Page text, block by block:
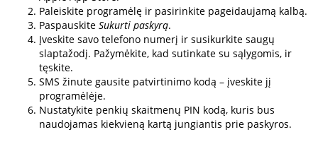
Paleiskite programėlę ir pasirinkite pageidaujamą kalbą.
Paspauskite Sukurti paskyrą.
Įveskite savo telefono numerį ir susikurkite saugų
slaptažodį. Pažymėkite, kad sutinkate su sąlygomis, ir
tęskite.
SMS žinute gausite patvirtinimo kodą – įveskite jį
programėlėje.
Nustatykite penkių skaitmenų PIN kodą, kuris bus
naudojamas kiekvieną kartą jungiantis prie paskyros.